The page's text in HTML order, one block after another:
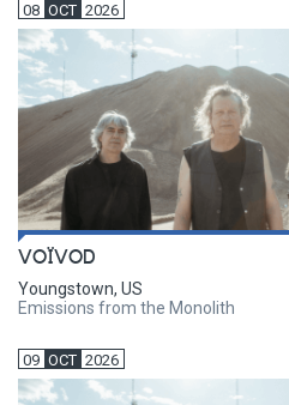
08 OCT 2026
VOÏVOD
Youngstown, US
Emissions from the Monolith
09 OCT 2026